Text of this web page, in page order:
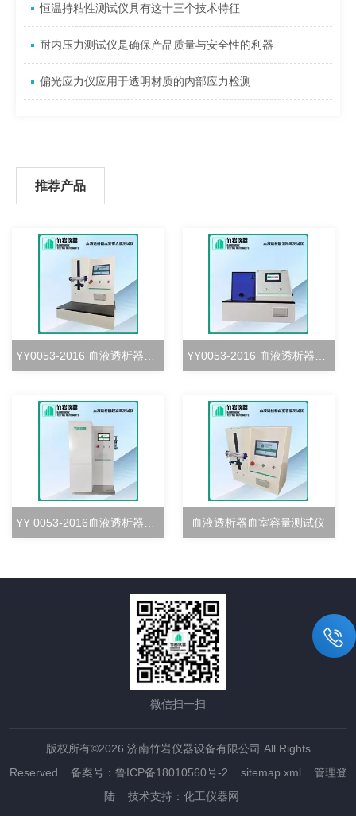
恒温持粘性测试仪具有这十三个技术特征
耐内压力测试仪是确保产品质量与安全性的利器
偏光应力仪应用于透明材质的内部应力检测
推荐产品
YY0053-2016 血液透析器血室密合度测试仪 YY0053-2016 血液透析器清除率测试仪
YY 0053-2016血液透析器超滤率测试仪 血液透析器血室容量测试仪
微信扫一扫
版权所有©2026 济南竹岩仪器设备有限公司 All Rights
Reserved 备案号：鲁ICP备18010560号-2 sitemap.xml
管理登
陆 技术支持： 化工仪器网